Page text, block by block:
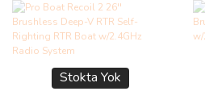
Stokta Yok